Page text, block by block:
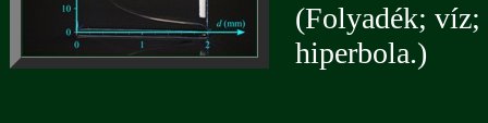
(Folyadék; víz;
hiperbola.)